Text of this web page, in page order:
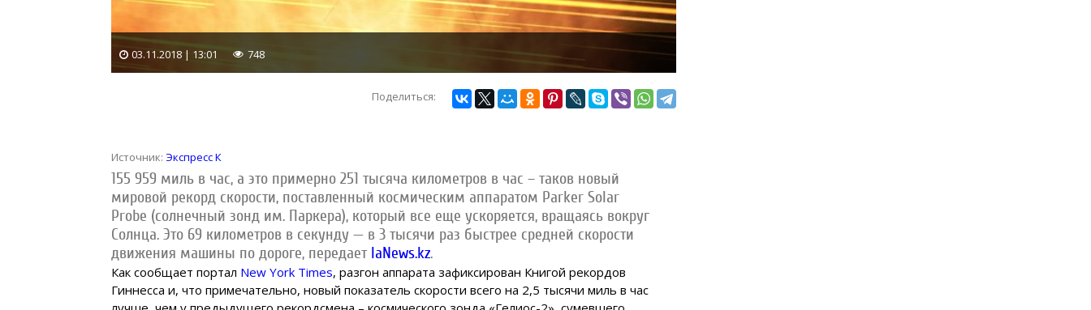
03.11.2018 | 13:01 748
Поделиться:
Источник: Экспресс К
155 959 миль в час, а это примерно 251 тысяча километров в час – таков новый
мировой рекорд скорости, поставленный космическим аппаратом Parker Solar
Probe (солнечный зонд им. Паркера), который все еще ускоряется, вращаясь вокруг
Солнца. Это 69 километров в секунду — в 3 тысячи раз быстрее средней скорости
движения машины по дороге, передает IaNews.kz.
Как сообщает портал New York Times, разгон аппарата зафиксирован Книгой рекордов
Гиннесса и, что примечательно, новый показатель скорости всего на 2,5 тысячи миль в час